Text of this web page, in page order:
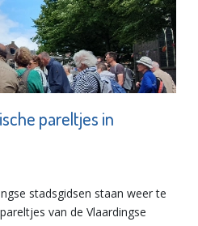
pareltjes in
stadsgidsen staan weer te
van de Vlaardingse